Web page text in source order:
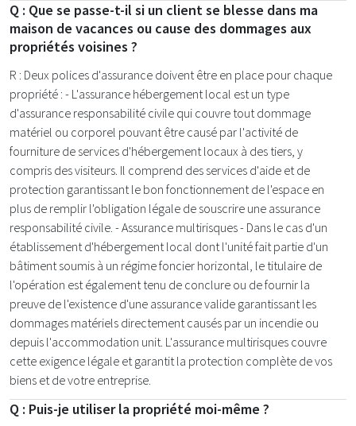
Q : Que se passe-t-il si un client se blesse dans ma
maison de vacances ou cause des dommages aux
propriétés voisines ?
R : Deux polices d'assurance doivent être en place pour chaque
propriété : - L'assurance hébergement local est un type
d'assurance responsabilité civile qui couvre tout dommage
matériel ou corporel pouvant être causé par l'activité de
fourniture de services d'hébergement locaux à des tiers, y
compris des visiteurs. Il comprend des services d'aide et de
protection garantissant le bon fonctionnement de l'espace en
plus de remplir l'obligation légale de souscrire une assurance
responsabilité civile. - Assurance multirisques - Dans le cas d'un
établissement d'hébergement local dont l'unité fait partie d'un
bâtiment soumis à un régime foncier horizontal, le titulaire de
l'opération est également tenu de conclure ou de fournir la
preuve de l'existence d'une assurance valide garantissant les
dommages matériels directement causés par un incendie ou
depuis l'accommodation unit. L'assurance multirisques couvre
cette exigence légale et garantit la protection complète de vos
biens et de votre entreprise.
Q : Puis-je utiliser la propriété moi-même ?